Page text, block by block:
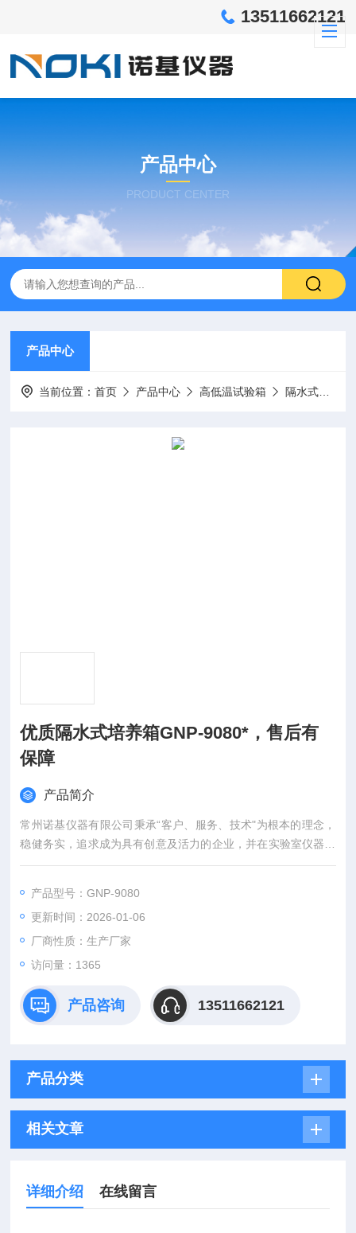
13511662121
产品中心
PRODUCT CENTER
产品中心
当前位置：首页 产品中心 高低温试验箱 隔水式培养箱
优质隔水式培养箱GNP-9080*，售后有
保障
产品简介
常州诺基仪器有限公司秉承“客户、服务、技术"为根本的理念，
稳健务实，追求成为具有创意及活力的企业，并在实验室仪器领
域倍受推崇。
产品型号：GNP-9080
更新时间：2026-01-06
厂商性质：生产厂家
访问量：1365
产品咨询 13511662121
产品分类
相关文章
详细介绍 在线留言